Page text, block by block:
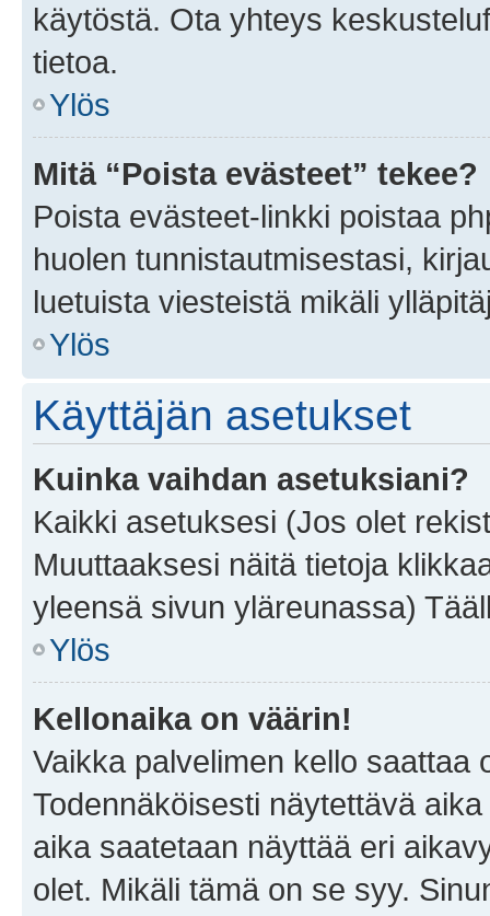
käytöstä. Ota yhteys
tietoa.
Ylös
Mitä “Poista evästeet” tekee?
Poista evästeet-linkki poistaa
huolen tunnistautmisestasi,
luetuista viesteistä mikäli
Ylös
Käyttäjän asetukset
Kuinka vaihdan asetuksiani?
Kaikki asetuksesi (Jos olet
Muuttaaksesi näitä tietoja
yleensä sivun yläreunassa)
Ylös
Kellonaika on väärin!
Vaikka palvelimen kello saattaa
Todennäköisesti näytettävä
aika saatetaan näyttää eri
olet. Mikäli tämä on se syy.